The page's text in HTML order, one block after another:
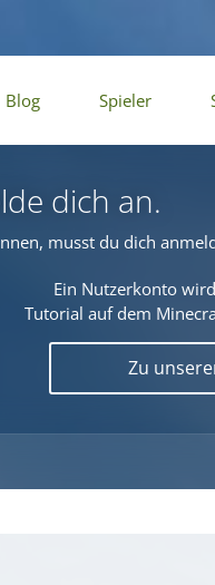
Blog Spieler
dich an.
musst du dich
Ein Nutzerkonto
Tutorial auf dem
Zu